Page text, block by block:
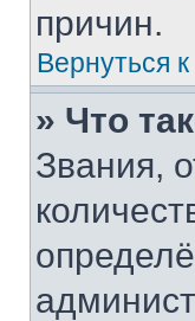
причин.
Вернуться
» Что
Звания,